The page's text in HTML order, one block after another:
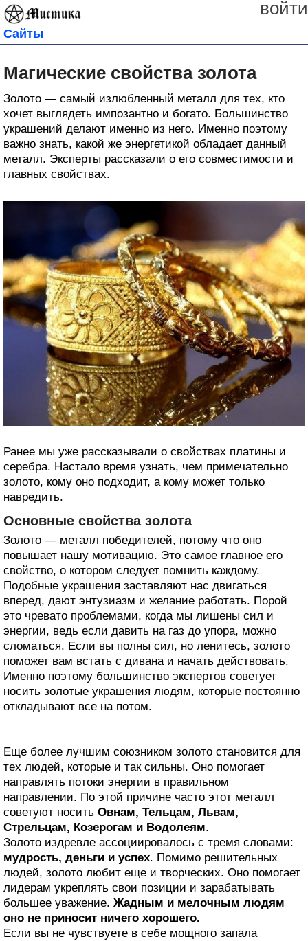
войти
Сайты
Магические свойства золота
Золото — самый излюбленный металл для тех, кто
хочет выглядеть импозантно и богато. Большинство
украшений делают именно из него. Именно поэтому
важно знать, какой же энергетикой обладает данный
металл. Эксперты рассказали о его совместимости и
главных свойствах.
Ранее мы уже рассказывали о свойствах платины и
серебра. Настало время узнать, чем примечательно
золото, кому оно подходит, а кому может только
навредить.
Основные свойства золота
Золото — металл победителей, потому что оно
повышает нашу мотивацию. Это самое главное его
свойство, о котором следует помнить каждому.
Подобные украшения заставляют нас двигаться
вперед, дают энтузиазм и желание работать. Порой
это чревато проблемами, когда мы лишены сил и
энергии, ведь если давить на газ до упора, можно
сломаться. Если вы полны сил, но ленитесь, золото
поможет вам встать с дивана и начать действовать.
Именно поэтому большинство экспертов советует
носить золотые украшения людям, которые постоянно
откладывают все на потом.
Еще более лучшим союзником золото становится для
тех людей, которые и так сильны. Оно помогает
направлять потоки энергии в правильном
направлении. По этой причине часто этот металл
советуют носить Овнам, Тельцам, Львам,
Стрельцам, Козерогам и Водолеям.
Золото издревле ассоциировалось с тремя словами:
мудрость, деньги и успех. Помимо решительных
людей, золото любит еще и творческих. Оно помогает
лидерам укреплять свои позиции и зарабатывать
большее уважение. Жадным и мелочным людям
оно не приносит ничего хорошего.
Если вы не чувствуете в себе мощного запала